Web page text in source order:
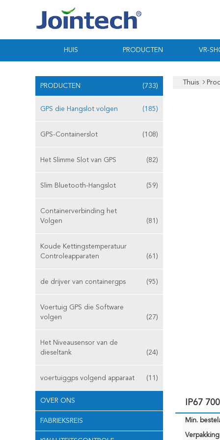
HUIS PRODUCTEN VR-
PRODUCTEN (733)
GPS die Hangslot volgen (185)
GPS-Containerslot (108)
Het Slimme Slot van GPS (82)
Slim Bluetooth-Hangslot (59)
Containerverbinding het
Volgen
(81)
Koude Kettingstemperatuur
Controleapparaten
(61)
de drijver van containergps (95)
Voertuig GPS die Software
volgen
(27)
Het Niveausensor van de
dieseltank
(24)
voertuiggps volgend apparaat (11)
OVER ONS
FABRIEKSREIS
Thuis
IP67
Min.